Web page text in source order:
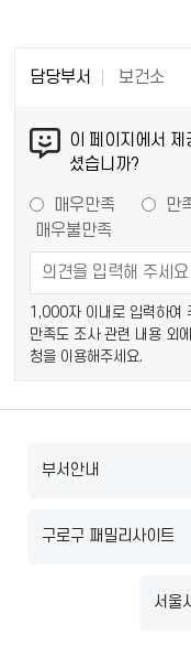
담당부서 보건소
이 페이지에서
셨습니까?
매우만족 만
매우불만족
1,000자 이내로 입력하여
만족도 조사 관련 내용 외
청을 이용해주세요.
부서안내
구로구 패밀리사이트
서울